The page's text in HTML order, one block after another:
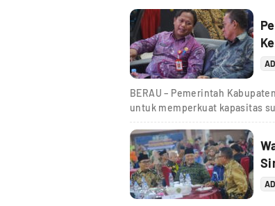
BERAU – Pemerintah
untuk memperkuat kapasitas